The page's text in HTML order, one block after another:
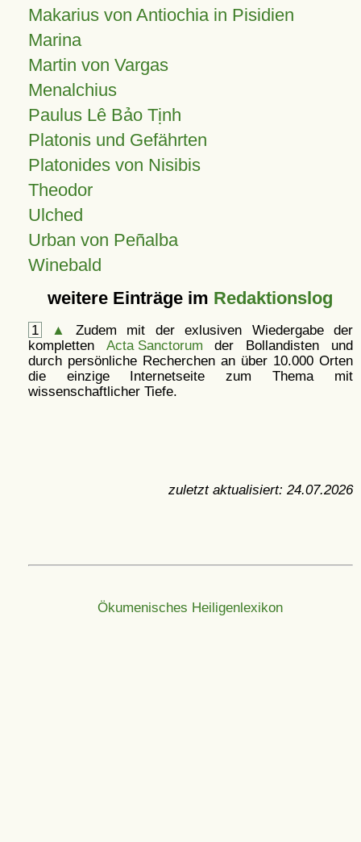
Makarius von Antiochia in Pisidien
Marina
Martin von Vargas
Menalchius
Paulus Lê Bảo Tịnh
Platonis und Gefährten
Platonides von Nisibis
Theodor
Ulched
Urban von Peñalba
Winebald
weitere Einträge im Redaktionslog
1 ▲
Zudem mit der exlusiven Wiedergabe der
kompletten Acta Sanctorum der Bollandisten und
durch persönliche Recherchen an über 10.000 Orten
die einzige Internetseite zum Thema mit
wissenschaftlicher Tiefe.
zuletzt aktualisiert: 24.07.2026
Ökumenisches Heiligenlexikon